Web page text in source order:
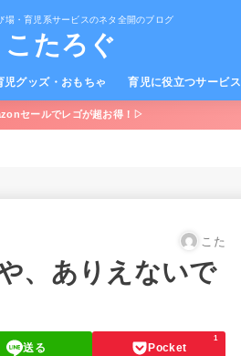
場・育児系サービスのネタ全開のブログ
こたろぐ
児グッズ・おもちゃ 育児に役立つサービス
セールでレゴが超お得！▷
こた
、ありえないで
送る Pocket
1